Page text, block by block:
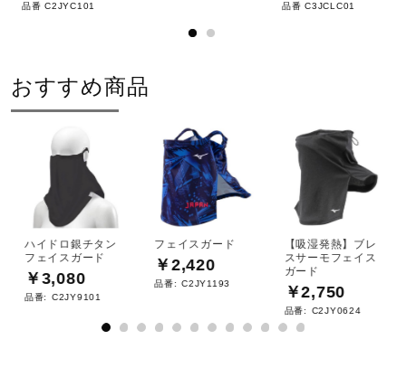
インドネシア製
品番 C2JYC101 品番 C3JCLC01
おすすめ商品
ハイドロ銀チタン
フェイスガード
￥3,080
品番: C2JY9101
フェイスガード
￥2,420
品番: C2JY1193
【吸湿発熱】ブレ
スサーモフェイス
ガード
￥2,750
品番: C2JY0624